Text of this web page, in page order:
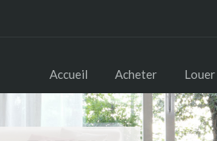
Accueil Acheter Louer